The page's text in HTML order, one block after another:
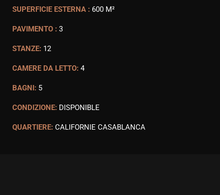
SUPERFICIE ESTERNA : 600 M²
PAVIMENTO : 3
STANZE: 12
CAMERE DA LETTO: 4
BAGNI: 5
CONDIZIONE: DISPONIBLE
QUARTIERE: CALIFORNIE CASABLANCA